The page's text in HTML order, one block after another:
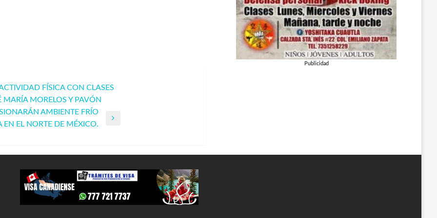
FÍSICA CON CLASES
MORELOS Y PAVÓN
AMBIENTE FRÍO
EN EL NORTE DE MÉXICO.
Publicidad